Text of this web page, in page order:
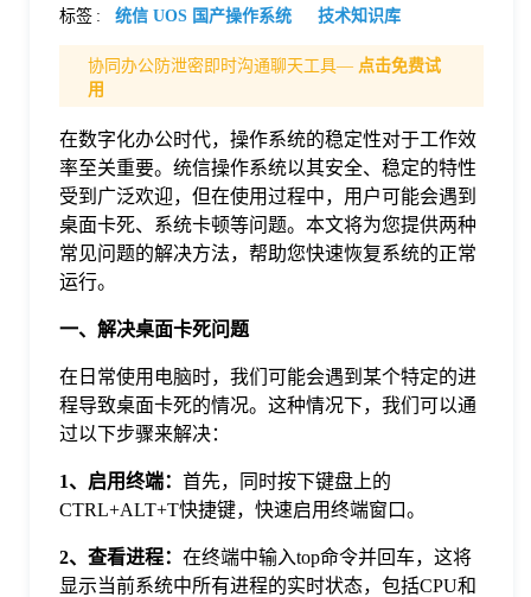
价
格
见
题
标签 : 统信 UOS 国产操作系统 技术知识库
协同办公防泄密即时沟通聊天工具— 点击免费试
用
在数字化办公时代，操作系统的稳定性对于工作效
率至关重要。统信操作系统以其安全、稳定的特性
受到广泛欢迎，但在使用过程中，用户可能会遇到
桌面卡死、系统卡顿等问题。本文将为您提供两种
常见问题的解决方法，帮助您快速恢复系统的正常
运行。
一、解决桌面卡死问题
在日常使用电脑时，我们可能会遇到某个特定的进
程导致桌面卡死的情况。这种情况下，我们可以通
过以下步骤来解决：
1、启用终端： 首先，同时按下键盘上的
CTRL+ALT+T快捷键，快速启用终端窗口。
2、查看进程： 在终端中输入top命令并回车，这将
显示当前系统中所有进程的实时状态，包括CPU和